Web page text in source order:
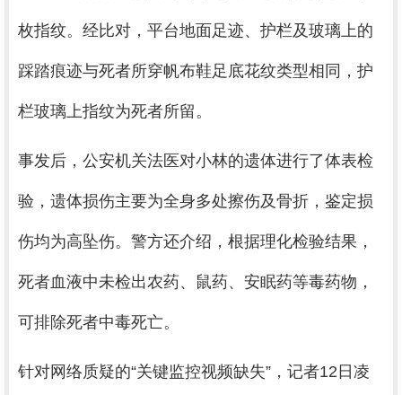
枚指纹。经比对，平台地面足迹、护栏及玻璃上的
踩踏痕迹与死者所穿帆布鞋足底花纹类型相同，护
栏玻璃上指纹为死者所留。
事发后，公安机关法医对小林的遗体进行了体表检
验，遗体损伤主要为全身多处擦伤及骨折，鉴定损
伤均为高坠伤。警方还介绍，根据理化检验结果，
死者血液中未检出农药、鼠药、安眠药等毒药物，
可排除死者中毒死亡。
针对网络质疑的“关键监控视频缺失”，记者12日凌